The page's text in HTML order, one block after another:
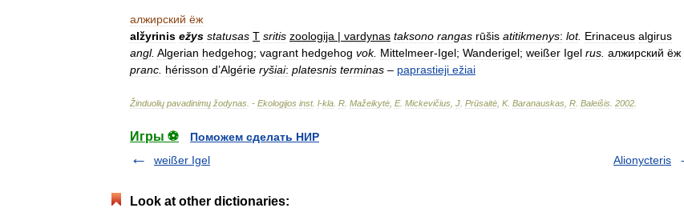
алжирский ёж
alžyrinis ežys statusas T sritis zoologija | vardynas taksono rangas rūšis atitikmenys: lot. Erinaceus algirus
angl. Algerian hedgehog; vagrant hedgehog vok. Mittelmeer-Igel; Wanderigel; weißer Igel rus алжирский ёж
pranc hérisson d’Algérie ryšiai: platesnis terminas – paprastieji ežiai
Žinduolių pavadinimų žodynas . - Ekologijos inst. l-kla R Mažeikytė E. Mickevičius J Prūsaitė K. Baranauskas R Baleišis 2002
Игры ⚽
Поможем сделать НИР
weißer Igel
Alionycteris
Look at other dictionaries: